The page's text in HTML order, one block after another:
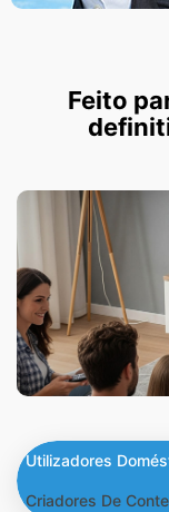
Feito
Utilizadores
Criadores De